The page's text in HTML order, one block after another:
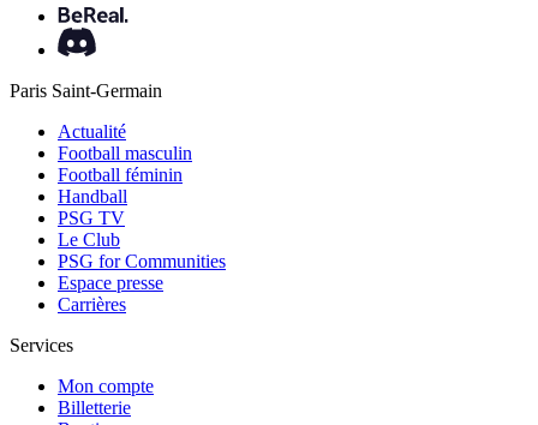
Paris Saint-Germain
Actualité
Football masculin
Football féminin
Handball
PSG TV
Le Club
PSG for Communities
Espace presse
Carrières
Services
Mon compte
Billetterie